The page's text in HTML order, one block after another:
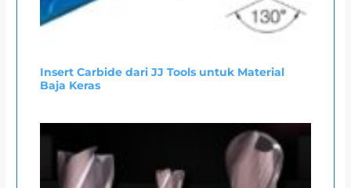
Insert Carbide dari JJ Tools untuk Material
Baja Keras